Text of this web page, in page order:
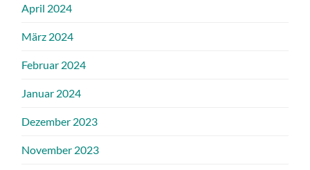
April 2024
März 2024
Februar 2024
Januar 2024
Dezember 2023
November 2023